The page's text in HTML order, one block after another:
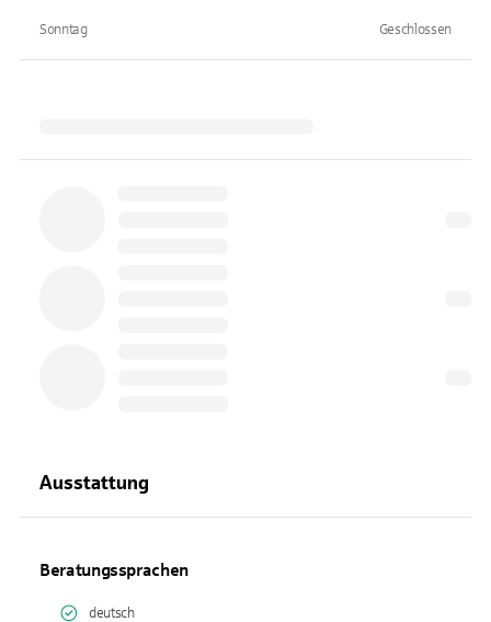
Sonntag Geschlossen
Ausstattung
Beratungssprachen
deutsch